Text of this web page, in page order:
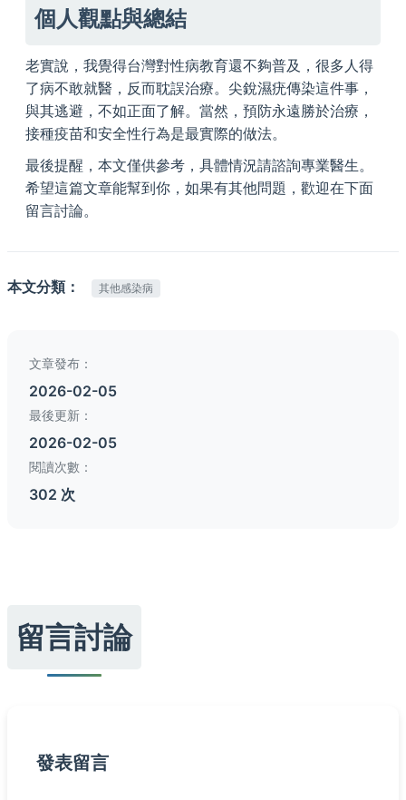
個人觀點與總結
老實說，我覺得台灣對性病教育還不夠普及，很多人得
了病不敢就醫，反而耽誤治療。尖銳濕疣傳染這件事，
與其逃避，不如正面了解。當然，預防永遠勝於治療，
接種疫苗和安全性行為是最實際的做法。
最後提醒，本文僅供參考，具體情況請諮詢專業醫生。
希望這篇文章能幫到你，如果有其他問題，歡迎在下面
留言討論。
本文分類： 其他感染病
文章發布：
2026-02-05
最後更新：
2026-02-05
閱讀次數：
302 次
留言討論
發表留言